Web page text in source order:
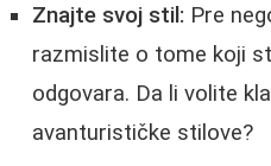
Znajte svoj stil: Pre
razmislite o tome koji
odgovara. Da li volite
avanturističke stilove?